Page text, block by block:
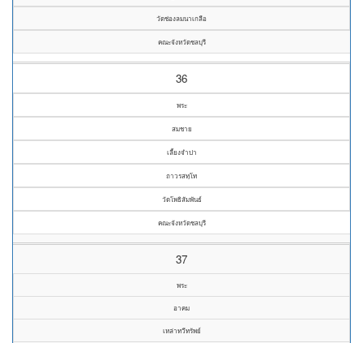
วัดช่องลมนาเกลือ
คณะจังหวัดชลบุรี
36
พระ
สมชาย
เลี้ยงจำปา
ถาวรสทฺโท
วัดโพธิสัมพันธ์
คณะจังหวัดชลบุรี
37
พระ
อาคม
เหล่าทวีทรัพย์